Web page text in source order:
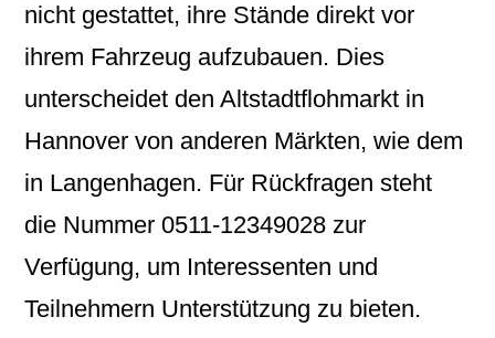
nicht gestattet, ihre Stände direkt vor
ihrem Fahrzeug aufzubauen. Dies
unterscheidet den Altstadtflohmarkt in
Hannover von anderen Märkten, wie dem
in Langenhagen. Für Rückfragen steht
die Nummer 0511-12349028 zur
Verfügung, um Interessenten und
Teilnehmern Unterstützung zu bieten.